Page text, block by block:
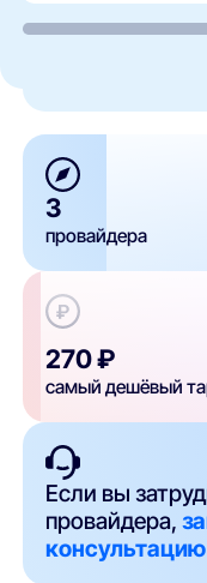
3
провайдера
270 ₽
самый дешёвый
Если вы
провайдера,
консультацию